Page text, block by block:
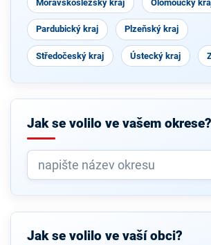
Moravskoslezský kraj Olomoucký
Pardubický kraj Plzeňský kraj
Středočeský kraj Ústecký kraj
Jak se volilo ve vašem okrese?
Jak se volilo ve vaší obci?